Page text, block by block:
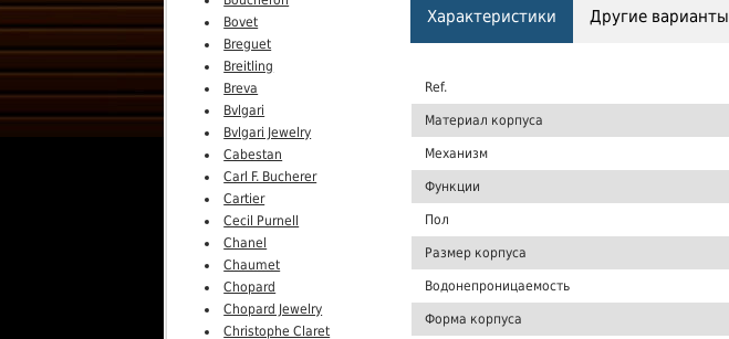
Bovet
Breguet
Breitling
Breva
Bvlgari
Bvlgari Jewelry
Cabestan
Carl F. Bucherer
Cartier
Cecil Purnell
Chanel
Chaumet
Chopard
Chopard Jewelry
Christophe Claret
Характеристики Другие варианты
Ref.
Материал корпуса
Механизм
Функции
Пол
Размер корпуса
Водонепроницаемость
Форма корпуса